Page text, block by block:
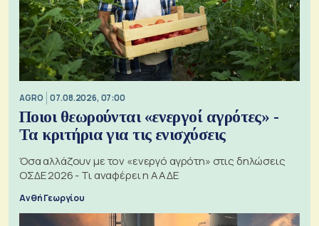
AGRO 07.08.2026, 07:00
Ποιοι θεωρούνται «ενεργοί αγρότες» -
Τα κριτήρια για τις ενισχύσεις
Όσα αλλάζουν με τον «ενεργό αγρότη» στις δηλώσεις
ΟΣΔΕ 2026 - Τι αναφέρει η ΑΑΔΕ
Ανθή Γεωργίου